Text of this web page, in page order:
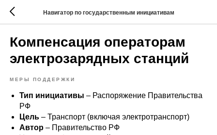
Навигатор по государственным инициативам
Компенсация операторам
электрозарядных станций
МЕРЫ ПОДДЕРЖКИ
Тип инициативы – Распоряжение Правительства
РФ
Цель – Транспорт (включая электротранспорт)
Автор – Правительство РФ